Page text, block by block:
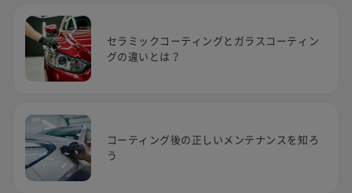
セラミックコーティングとガラスコーティン
グの違いとは？
コーティング後の正しいメンテナンスを知ろ
う